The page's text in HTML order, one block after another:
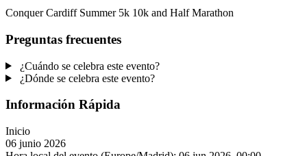
Conquer Cardiff Summer 5k 10k and Half Marathon
Preguntas frecuentes
¿Cuándo se celebra este evento?
¿Dónde se celebra este evento?
Información Rápida
Inicio
06 junio 2026